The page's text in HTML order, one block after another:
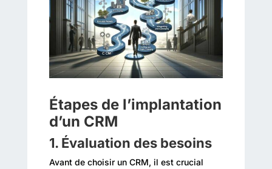
Étapes de l’implantation
d’un CRM
1. Évaluation des besoins
Avant de choisir un CRM, il est crucial